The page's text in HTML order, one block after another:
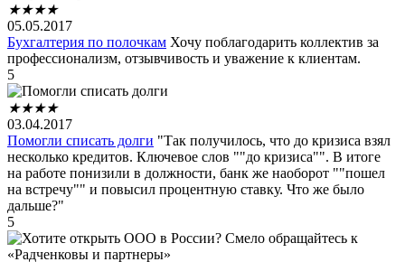
★★★★
05.05.2017
Бухгалтерия по полочкам Хочу поблагодарить коллектив за
профессионализм, отзывчивость и уважение к клиентам.
5
★★★★
03.04.2017
Помогли списать долги "Так получилось, что до кризиса взял
несколько кредитов. Ключевое слов ""до кризиса"". В итоге
на работе понизили в должности, банк же наоборот ""пошел
на встречу"" и повысил процентную ставку. Что же было
дальше?"
5